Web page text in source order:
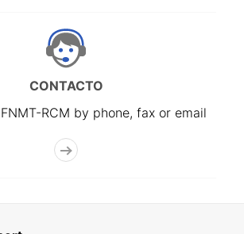
CONTACTO
RCM by phone, fax or email